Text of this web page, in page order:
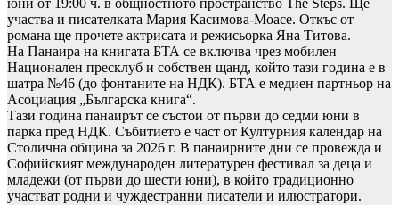
юни от 19:00 ч. в общностното пространство The Steps. Ще
участва и писателката Мария Касимова-Моасе. Откъс от
романа ще прочете актрисата и режисьорка Яна Титова.
На Панаира на книгата БТА се включва чрез мобилен
Национален пресклуб и собствен щанд, който тази година е в
шатра №46 (до фонтаните на НДК). БТА е медиен партньор на
Асоциация „Българска книга“.
Тази година панаирът се състои от първи до седми юни в
парка пред НДК. Събитието е част от Културния календар на
Столична община за 2026 г. В панаирните дни се провежда и
Софийският международен литературен фестивал за деца и
младежи (от първи до шести юни), в който традиционно
участват родни и чуждестранни писатели и илюстратори.